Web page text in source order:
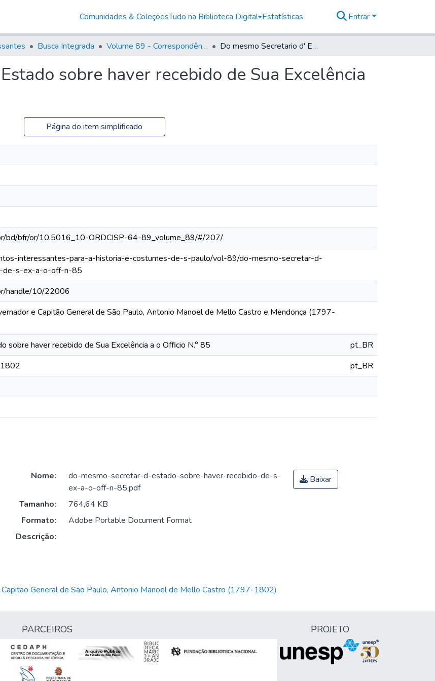
Comunidades & ColeçõesTudo na Biblioteca Digital Estatísticas Entrar
Busca Integrada Volume 89 - Correspondência do então Governador e Capitão General de São Paulo, Antonio Manoel de Mello Castro (1797-1802) Do mesmo Secretario d' Estado sobre haver recebido de Sua Excelência a o Officio N.° 85
sobre haver recebido de Sua Excelência
Página do item simplificado
bd/bfr/or/10.5016_10-ORDCISP-64-89_volume_89/#/207/
interessantes-para-a-historia-e-costumes-de-s-paulo/vol-89/do-mesmo-secretar-d-
de-s-ex-a-o-off-n-85
handle/10/22006
e Capitão General de São Paulo, Antonio Manoel de Mello Castro e Mendonça (1797-
sobre haver recebido de Sua Excelência a o Officio N.° 85
pt_BR
pt_BR
Nome:
do-mesmo-secretar-d-estado-sobre-haver-recebido-de-s-
ex-a-o-off-n-85.pdf
Tamanho:
764,64 KB
Formato:
Adobe Portable Document Format
Descrição:
Baixar
General de São Paulo, Antonio Manoel de Mello Castro (1797-1802)
PARCEIROS PROJETO